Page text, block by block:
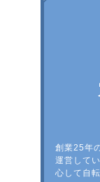
創業25年
運営して
心して自